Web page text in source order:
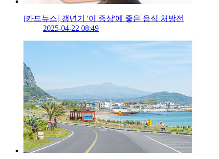
[카드뉴스] 갱년기 '이 증상'에 좋은 음식 처방전
2025-04-22 08:49